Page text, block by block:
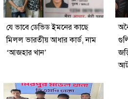
যে ভাবে ডেভিড ইমনের কাছে
মিলল ভারতীয় আধার কার্ড, নাম
‘আজহার খান’